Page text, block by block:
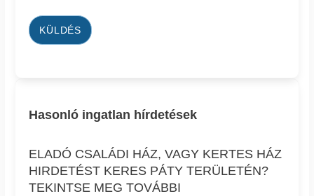
KÜLDÉS
Hasonló ingatlan hírdetések
ELADÓ CSALÁDI HÁZ, VAGY KERTES HÁZ
HIRDETÉST KERES PÁTY TERÜLETÉN?
TEKINTSE MEG TOVÁBBI